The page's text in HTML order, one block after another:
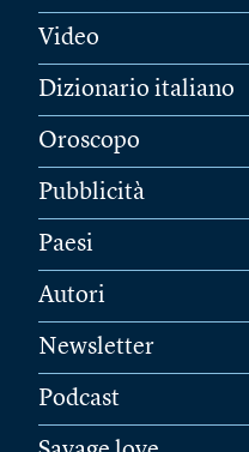
Video
Dizionario italiano
Oroscopo
Pubblicità
Paesi
Autori
Newsletter
Podcast